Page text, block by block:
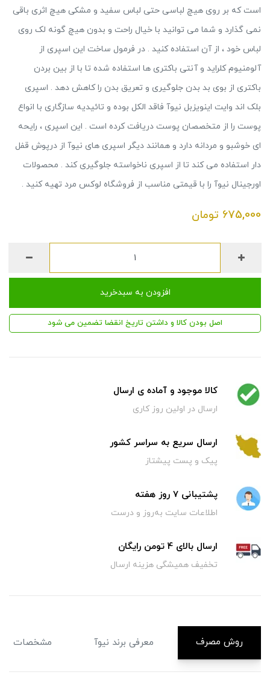
است که بر روی هیچ لباسی حتی لباس سفید و مشکی هیچ اثری باقی
نمی گذارد و شما می توانید با خیال راحت و بدون هیچ گونه لک روی
لباس خود ، از آن استفاده کنید . در فرمول ساخت این اسپری از
آلومنیوم کلراید و آنتی باکتری ها استفاده شده تا با از بین بردن
باکتری از بوی بد بدن جلوگیری و تعریق بدن را کاهش دهد . اسپری
بلک اند وایت اینویزبل نیوآ فاقد الکل بوده و تائیدیه سازگاری با انواع
پوست را از متخصصان پوست دریافت کرده است . این اسپری ، رایحه
ای خوشبو و مردانه دارد و همانند دیگر اسپری های نیوآ از درپوش قفل
دار استفاده می کند تا از اسپری ناخواسته جلوگیری کند . محصولات
اورجینال نیوآ را با قیمتی مناسب از فروشگاه لوکس مرد تهیه کنید .
675,000 تومان
افزودن به سبدخرید
اصل بودن کالا و داشتن تاریخ انقضا تضمین می شود
کالا موجود و آماده ی ارسال
ارسال در اولین روز کاری
ارسال سریع به سراسر کشور
پیک و پست پیشتاز
پشتیبانی 7 روز هفته
اطلاعات سایت به‌روز و درست
ارسال بالای 4 تومن رایگان
تخفیف همیشگی هزینه ارسال
روش مصرف معرفی برند نیوآ مشخصات